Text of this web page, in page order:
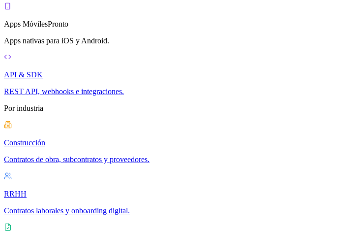
Apps MóvilesPronto
Apps nativas para iOS y Android.
API & SDK
REST API, webhooks e integraciones.
Por industria
Construcción
Contratos de obra, subcontratos y proveedores.
RRHH
Contratos laborales y onboarding digital.